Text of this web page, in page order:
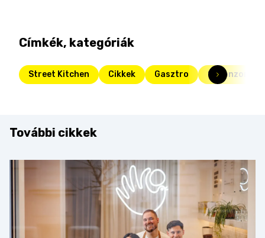
Címkék, kategóriák
Street Kitchen Cikkek Gasztro Szponzorált
További cikkek